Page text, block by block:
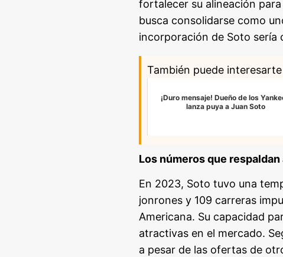
fortalecer su alineación
busca consolidarse como
incorporación de Soto sería
También puede interesarte
¡Duro mensaje! Dueño de los
lanza puya a Juan Soto
Los números que respaldan
En 2023, Soto tuvo una
jonrones y 109 carreras
Americana. Su capacidad
atractivas en el mercado.
a pesar de las ofertas de